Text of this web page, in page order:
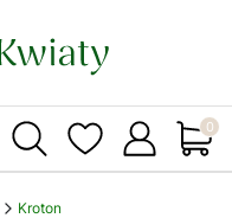
Kroton